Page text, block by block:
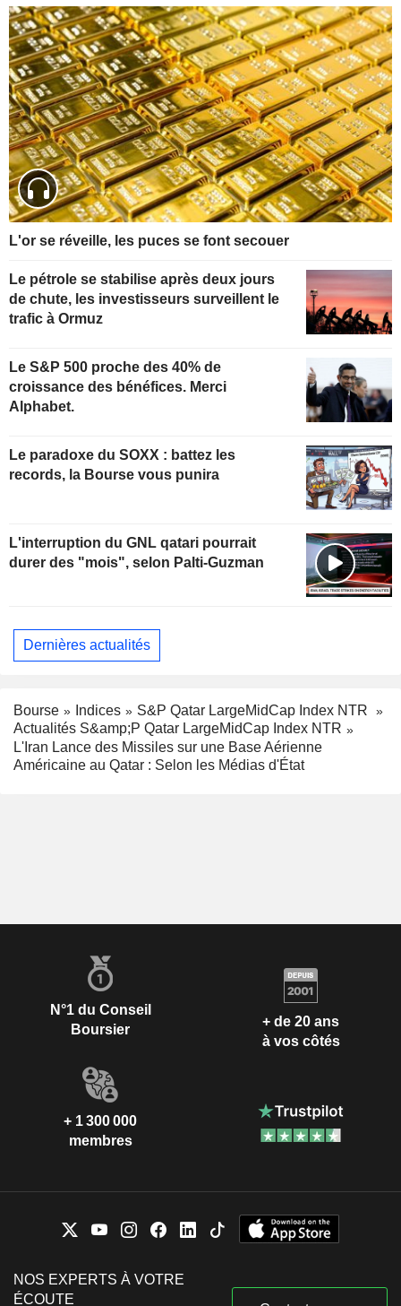
L'or se réveille, les puces se font secouer
Le pétrole se stabilise après deux jours
de chute, les investisseurs surveillent le
trafic à Ormuz
Le S&P 500 proche des 40% de
croissance des bénéfices. Merci
Alphabet.
Le paradoxe du SOXX : battez les
records, la Bourse vous punira
L'interruption du GNL qatari pourrait
durer des "mois", selon Palti-Guzman
Dernières actualités
Bourse Indices
S&P Qatar LargeMidCap Index NTR
Actualités S&amp;P Qatar LargeMidCap Index NTR
L'Iran Lance des Missiles sur une Base Aérienne
Américaine au Qatar : Selon les Médias d'État
N°1 du Conseil
Boursier
+ de 20 ans
à vos côtés
+ 1 300 000
membres
NOS EXPERTS À VOTRE
ÉCOUTE